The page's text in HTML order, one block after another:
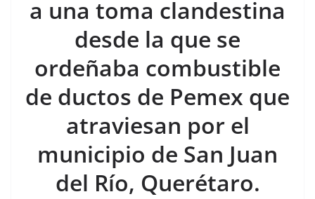
o p er
a una toma clandestina
desde la que se
ordeñaba combustible
de ductos de Pemex que
atraviesan por el
municipio de San Juan
del Río, Querétaro.